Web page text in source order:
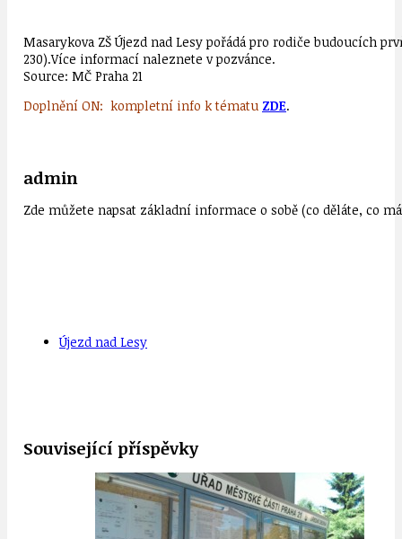
Masarykova ZŠ Újezd nad Lesy pořádá pro rodiče budoucích
230).Více informací naleznete v pozvánce.
Source: MČ Praha 21
Doplnění ON: kompletní info k tématu ZDE.
admin
Zde můžete napsat základní informace o sobě (co děláte, co
Újezd nad Lesy
Související příspěvky